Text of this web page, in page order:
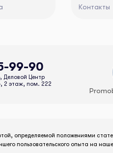
Контакты
99-90
Центр
2 этаж, пом. 222
определяемой положениями
пользовательского опыта на